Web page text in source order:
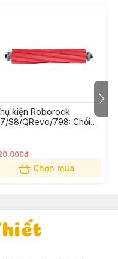
kiện Roborock
S8/QRevo/798: Chổi
Chọn mua